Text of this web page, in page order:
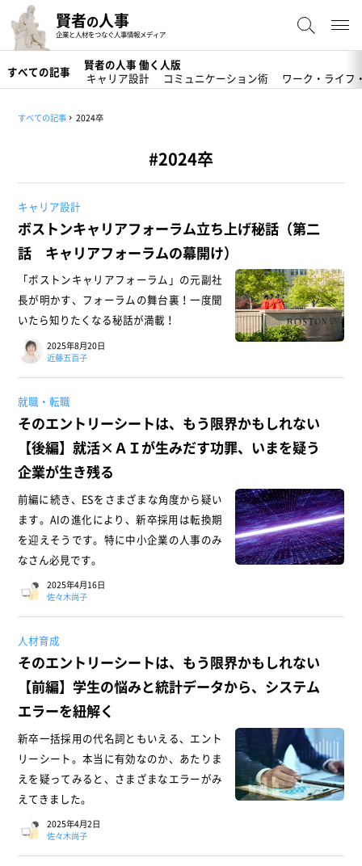
賢者の人事
企業と人材をつなぐ人事情報メディア
すべての記事
賢者の人事 働く人版
キャリア設計
コミュニケーション術 ワーク・ライフ
すべての記事 2024卒
#2024卒
キャリア設計
ボストンキャリアフォーラム立ち上げ秘話（第二
話 キャリアフォーラムの幕開け）
「ボストンキャリアフォーラム」の元副社
長が明かす、フォーラムの舞台裏！一度聞
いたら知りたくなる秘話が満載！
2025年8月20日
近藤五百子
就職・転職
そのエントリーシートは、もう限界かもしれない
【後編】就活×ＡＩが生みだす功罪、いまを疑う
企業が生き残る
前編に続き、ESをさまざまな角度から疑い
ます。AIの進化により、新卒採用は転換期
を迎えそうです。特に中小企業の人事のみ
なさん必見です。
2025年4月16日
佐々木尚子
人材育成
そのエントリーシートは、もう限界かもしれない
【前編】学生の悩みと統計データから、システム
エラーを紐解く
新卒一括採用の代名詞ともいえる、エント
リーシート。本当に有効なのか、あたりま
えを疑ってみると、さまざまなエラーがみ
えてきました。
2025年4月2日
佐々木尚子